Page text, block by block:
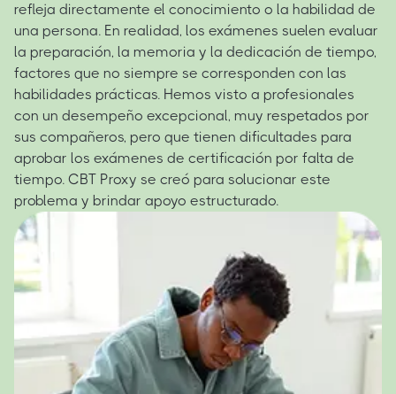
refleja directamente el conocimiento o la habilidad de
una persona. En realidad, los exámenes suelen evaluar
la preparación, la memoria y la dedicación de tiempo,
factores que no siempre se corresponden con las
habilidades prácticas. Hemos visto a profesionales
con un desempeño excepcional, muy respetados por
sus compañeros, pero que tienen dificultades para
aprobar los exámenes de certificación por falta de
tiempo. CBT Proxy se creó para solucionar este
problema y brindar apoyo estructurado.